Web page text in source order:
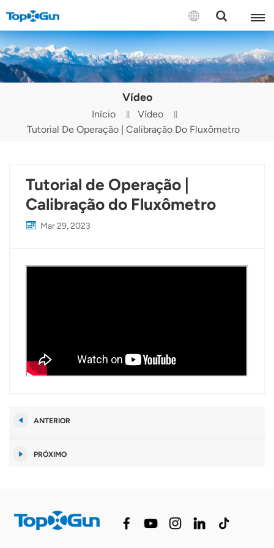
CONTATE-NOS
English
Русский
Português(Brasil)
Türkçe
Vídeo
Início
Vídeo
Tutorial De Operação | Calibração Do Fluxômetro
Tutorial de Operação |
Calibração do Fluxômetro
Mar 29, 2023
ANTERIOR
PRÓXIMO